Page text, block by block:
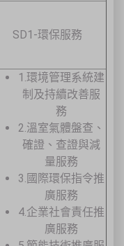
SD1-環保服務
1.環境管理系統建
制及持續改善服
務
2.溫室氣體盤查、
確證、查證與減
量服務
3.國際環保指令推
廣服務
4.企業社會責任推
廣服務
訊
中分公司）
號9樓
全衛生協會
份有限公司
練中心（ExTW）
司（SANCTITY）
乘計程車
眾運輸工具
67% 碳排放
，額滿即截止。